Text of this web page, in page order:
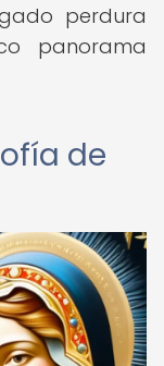
perdura
panorama
de